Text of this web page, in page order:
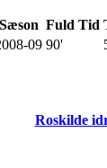
Sæson Fuld Tid
09 90'
Roskilde